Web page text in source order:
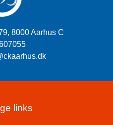
, 8000 Aarhus C
links